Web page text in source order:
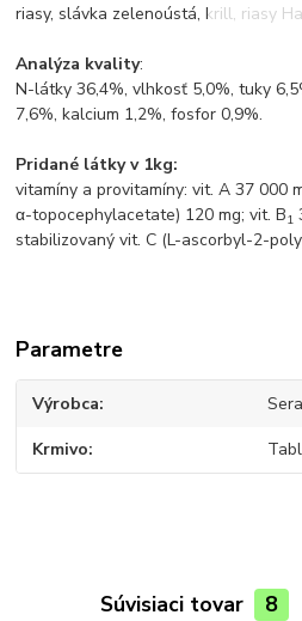
riasy, slávka zelenoústá, krill, riasy
Analýza kvality:
N-látky 36,4%, vlhkosť 5,0%, tuky
7,6%, kalcium 1,2%, fosfor 0,9%.
Pridané látky v 1kg:
vitamíny a provitamíny: vit. A 37 000
α-topocephylacetate) 120 mg; vit. B1
stabilizovaný vit. C (L-ascorbyl-2-
Parametre
Výrobca Sera
Krmivo
Súvisiaci tovar 8